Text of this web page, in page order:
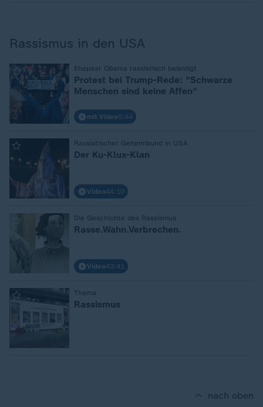
Rassismus in den USA
Ehepaar Obama rassistisch beleidigt
:
Protest bei Trump-Rede: "Schwarze
Menschen sind keine Affen"
mit Video0:44
Rassistischer Geheimbund in USA
Der Ku-Klux-Klan
Video44:10
Die Geschichte des Rassismus
Rasse.Wahn.Verbrechen.
Video43:41
Thema
Rassismus
nach oben